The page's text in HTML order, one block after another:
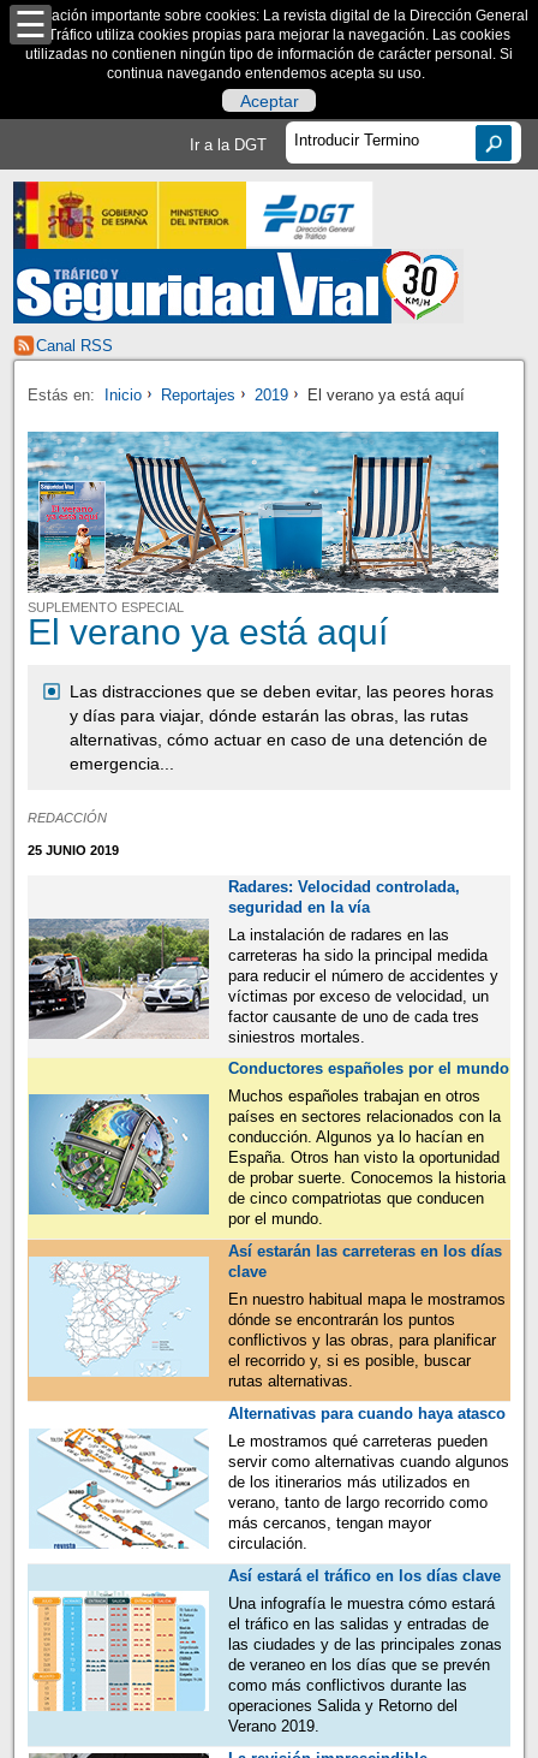
Información importante sobre cookies: La revista digital de la Dirección General
de Tráfico utiliza cookies propias para mejorar la navegación. Las cookies
utilizadas no contienen ningún tipo de información de carácter personal. Si
continua navegando entendemos acepta su uso.
Aceptar
Ir a la DGT
Canal RSS
Estás en: Inicio Reportajes 2019 El verano ya está aquí
SUPLEMENTO ESPECIAL
El verano ya está aquí
Las distracciones que se deben evitar, las peores horas
y días para viajar, dónde estarán las obras, las rutas
alternativas, cómo actuar en caso de una detención de
emergencia...
REDACCIÓN
25 JUNIO 2019
Radares: Velocidad controlada,
seguridad en la vía
La instalación de radares en las
carreteras ha sido la principal medida
para reducir el número de accidentes y
víctimas por exceso de velocidad, un
factor causante de uno de cada tres
siniestros mortales.
Conductores españoles por el mundo
Muchos españoles trabajan en otros
países en sectores relacionados con la
conducción. Algunos ya lo hacían en
España. Otros han visto la oportunidad
de probar suerte. Conocemos la historia
de cinco compatriotas que conducen
por el mundo.
Así estarán las carreteras en los días
clave
En nuestro habitual mapa le mostramos
dónde se encontrarán los puntos
conflictivos y las obras, para planificar
el recorrido y, si es posible, buscar
rutas alternativas.
Alternativas para cuando haya atasco
Le mostramos qué carreteras pueden
servir como alternativas cuando algunos
de los itinerarios más utilizados en
verano, tanto de largo recorrido como
más cercanos, tengan mayor
circulación.
Así estará el tráfico en los días clave
Una infografía le muestra cómo estará
el tráfico en las salidas y entradas de
las ciudades y de las principales zonas
de veraneo en los días que se prevén
como más conflictivos durante las
operaciones Salida y Retorno del
Verano 2019.